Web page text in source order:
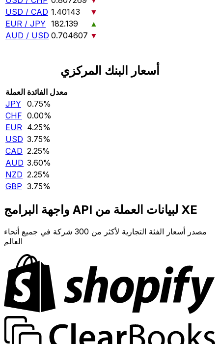
USD / CAD 1.40143
▼
EUR / JPY 182.139
▲
AUD / USD 0.704607 ▼
أسعار البنك المركزي
العملة معدل الفائدة
JPY 0.75‎%‎
CHF 0.00‎%‎
EUR 4.25‎%‎
USD 3.75‎%‎
CAD 2.25‎%‎
AUD 3.60‎%‎
NZD 2.25‎%‎
GBP 3.75‎%‎
واجهة البرامج API لبيانات العملة من XE
مصدر أسعار الفئة التجارية لأكثر من 300 شركة في جميع أنحاء
العالم